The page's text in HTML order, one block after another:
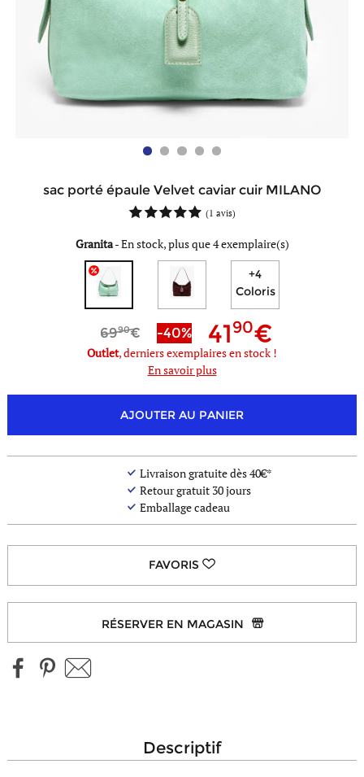
sac porté épaule Velvet caviar cuir MILANO
(1 avis)
Granita-En stock, plus que 4 exemplaire(s)
+4
Coloris
- de
coloris
6990 -40% 4190
Outlet, derniers exemplaires en stock !
En savoir plus
AJOUTER AU PANIER
Livraison gratuite dès 40€*
Retour gratuit 30 jours
Emballage cadeau
RÉSERVER EN MAGASIN
descriptif